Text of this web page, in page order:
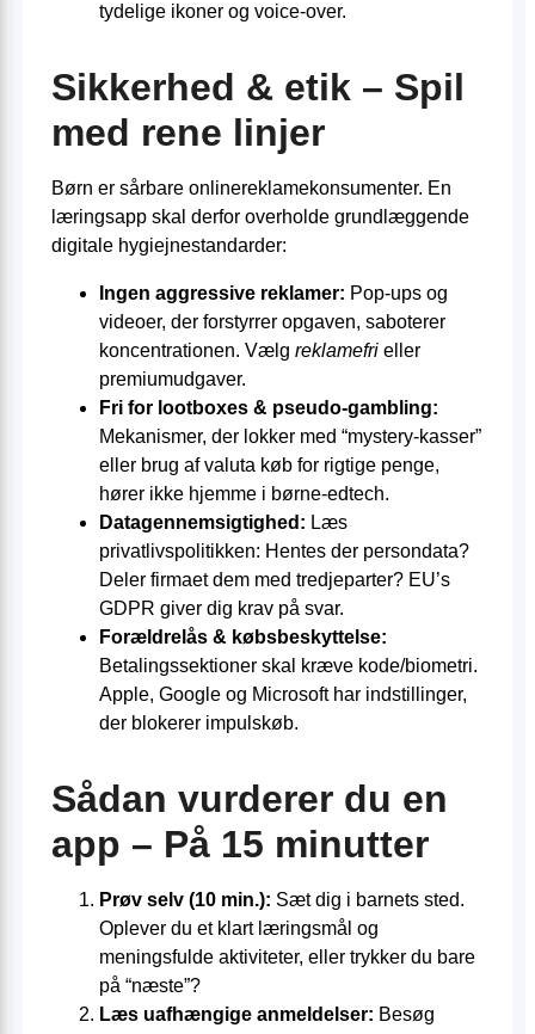
tydelige ikoner og voice-over.
Sikkerhed & etik – Spil
med rene linjer
Børn er sårbare onlinereklamekonsumenter. En
læringsapp skal derfor overholde grundlæggende
digitale hygiejnestandarder:
Ingen aggressive reklamer: Pop-ups og
videoer, der forstyrrer opgaven, saboterer
koncentrationen. Vælg reklamefrieller
premiumudgaver.
Fri for lootboxes & pseudo-gambling:
Mekanismer, der lokker med “mystery-kasser”
eller brug af valuta køb for rigtige penge,
hører ikke hjemme i børne-edtech.
Datagennemsigtighed: Læs
privatlivspolitikken: Hentes der persondata?
Deler firmaet dem med tredjeparter? EU’s
GDPR giver dig krav på svar.
Forældrelås & købsbeskyttelse:
Betalingssektioner skal kræve kode/biometri.
Apple, Google og Microsoft har indstillinger,
der blokerer impulskøb.
Sådan vurderer du en
app – På 15 minutter
Prøv selv (10 min.): Sæt dig i barnets sted.
Oplever du et klart læringsmål og
meningsfulde aktiviteter, eller trykker du bare
på “næste”?
Læs uafhængige anmeldelser: Besøg